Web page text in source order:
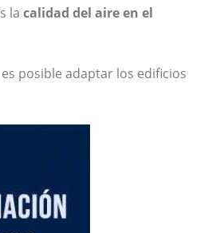
la calidad del aire en el
posible adaptar los edificios